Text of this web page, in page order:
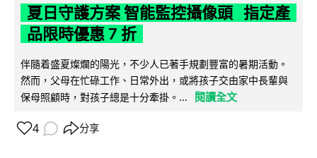
夏日守護方案 智能監控攝像頭 指定產
品限時優惠 7 折
伴隨着盛夏燦爛的陽光，不少人已著手規劃豐富的暑期活動。
然而，父母在忙碌工作、日常外出，或將孩子交由家中長輩與
保母照顧時，對孩子總是十分牽掛。...
閱讀全文
4 分享